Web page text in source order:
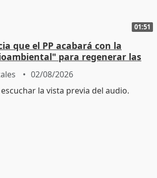
01:51
que el PP acabará con la
para regenerar las
02/08/2026